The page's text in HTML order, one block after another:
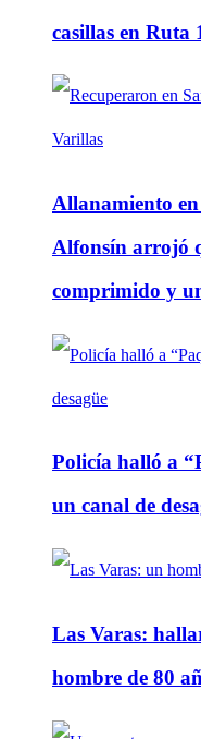
casillas en Ruta
Allanamiento
Alfonsín arrojó
comprimido y
Policía halló a
un canal de
Las Varas:
hombre de 80